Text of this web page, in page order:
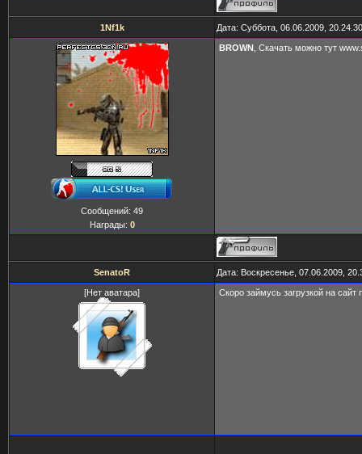
1Nf1k Дата: Суббота, 06.06.2009,
Сообщений: 49
Награды: 0
BROWN , Скачать можно тут
SenatoR Дата: Воскресенье, 07.06.2009,
[Нет аватара] Скоро займусь загрузкой на